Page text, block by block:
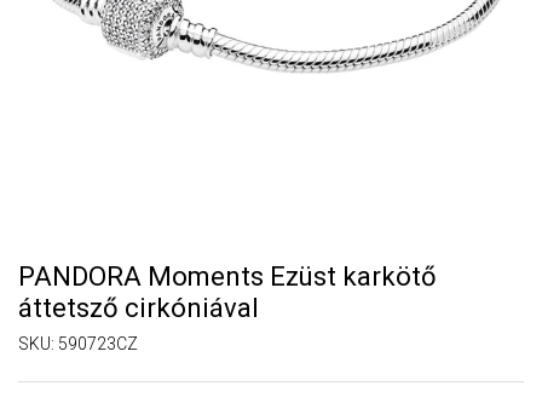
PANDORA Moments Ezüst karkötő
áttetsző cirkóniával
SKU: 590723CZ